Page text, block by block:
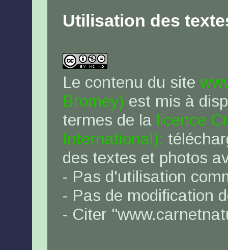
Utilisation des
Le contenu du site
Bromey) est mis à
termes de la licence
International):
des textes et photos
- Pas d'utilisation
- Pas de modification
- Citer